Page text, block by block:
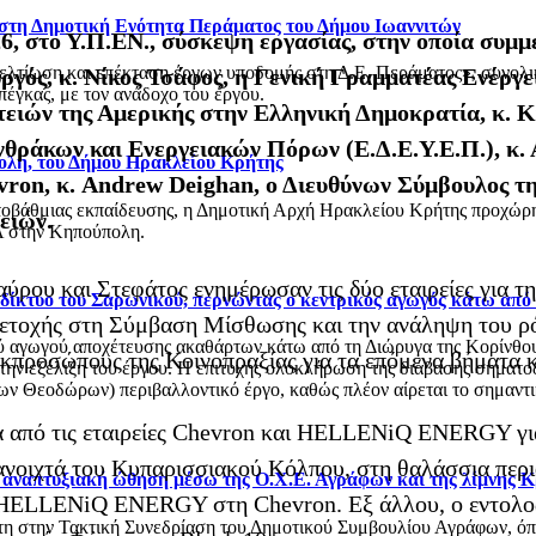
Δημοτική Ενότητα Περάματος του Δήμου Ιωαννιτών
και επέκταση έργων υποδομής στη Δ.Ε. Περάματος»,
με τον ανάδοχο του έργου.
του Δήμου Ηρακλείου Κρήτης
εκπαίδευσης, η Δημοτική Αρχή Ηρακλείου Κρήτης
Κηπούπολη.
του Σαρωνικού, περνώντας ο κεντρικός αγωγός κάτω
αποχέτευσης ακαθάρτων κάτω από τη Διώρυγα της Κορίνθου,
εξέλιξη του έργου. Η επιτυχής ολοκλήρωση της διάβασης
περιβαλλοντικό έργο, καθώς πλέον αίρεται το
αναπτυξιακή ώθηση μέσω της Ο.Χ.Ε. Αγράφων και της λίμνης
στην Τακτική Συνεδρίαση του Δημοτικού Συμβουλίου Αγράφων,
στο Υ.Π.ΕΝ., σύσκεψη εργασίας, στην οποία
κ. Νίκος Τσάφος, η Γενική Γραμματέας
της Αμερικής στην Ελληνική Δημοκρατία, κ.
και Ενεργειακών Πόρων (Ε.Δ.Ε.Υ.Ε.Π.),
κ. Andrew Deighan, ο Διευθύνων Σύμβουλος
και Στεφάτος ενημέρωσαν τις δύο εταιρείες
στη Σύμβαση Μίσθωσης και την ανάληψη του
της Κοινοπραξίας για τα επόμενα βήματα
από τις εταιρείες Chevron και HELLENiQ
του Κυπαρισσιακού Κόλπου, στη θαλάσσια
ENERGY στη Chevron. Εξ άλλου, o